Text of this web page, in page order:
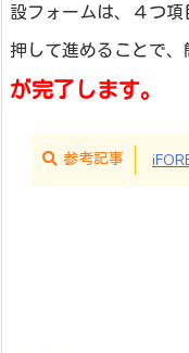
設フォームは、４つ
押して進めることで、
が完了します。
参考記事